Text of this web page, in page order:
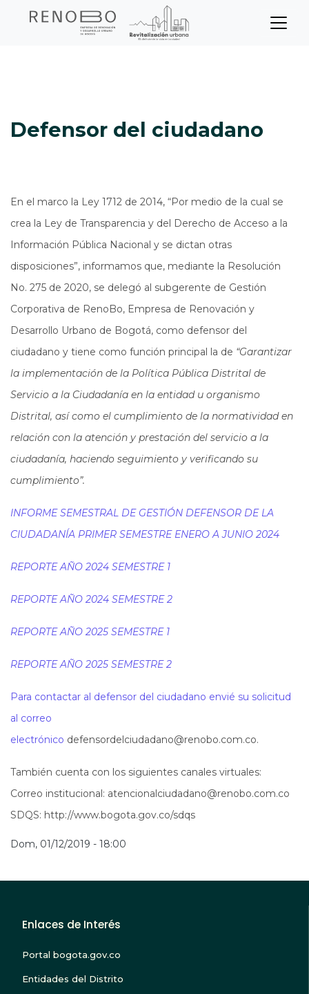
Sitio Web Empresa de
Defensor del ciudadano
Defensor del ciudadano
En el marco la Ley 1712 de 2014, “Por medio de la cual se
crea la Ley de Transparencia y del Derecho de Acceso a la
Información Pública Nacional y se dictan otras
disposiciones”, informamos que, mediante la Resolución
No. 275 de 2020, se delegó al subgerente de Gestión
Corporativa de RenoBo, Empresa de Renovación y
Desarrollo Urbano de Bogotá, como defensor del
ciudadano y tiene como función principal la de “Garantizar
la implementación de la Política Pública Distrital de
Servicio a la Ciudadanía en la entidad u organismo
Distrital, así como el cumplimiento de la normatividad en
relación con la atención y prestación del servicio a la
ciudadanía, haciendo seguimiento y verificando su
cumplimiento”.
INFORME SEMESTRAL DE GESTIÓN DEFENSOR DE LA
CIUDADANÍA PRIMER SEMESTRE ENERO A JUNIO 2024
REPORTE AÑO 2024 SEMESTRE 1
REPORTE AÑO 2024 SEMESTRE 2
REPORTE AÑO 2025 SEMESTRE 1
REPORTE AÑO 2025 SEMESTRE 2
Para contactar al defensor del ciudadano envié su solicitud
al correo
electrónico defensordelciudadano@renobo.com.co.
También cuenta con los siguientes canales virtuales:
Correo institucional: atencionalciudadano@renobo.com.co
SDQS: http://www.bogota.gov.co/sdqs
Dom, 01/12/2019 - 18:00
Enlaces de Interés
Portal bogota.gov.co
Entidades del Distrito